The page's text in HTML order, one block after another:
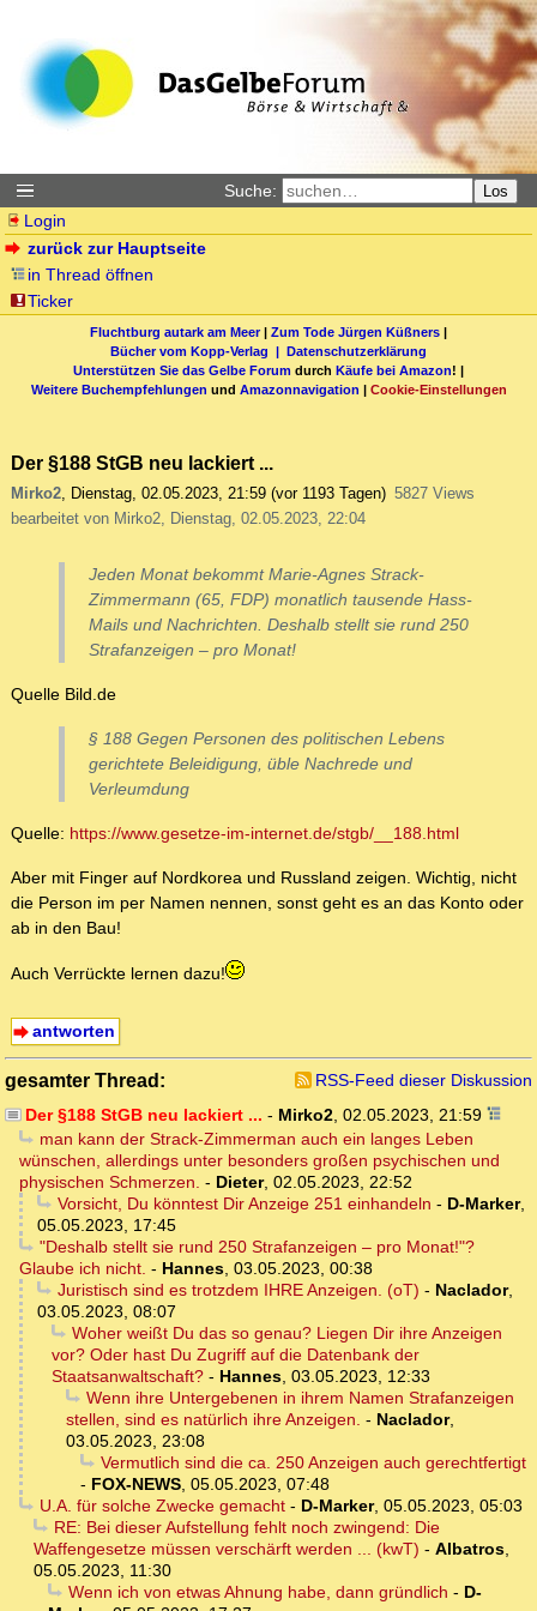
Suche: Los
Login
zurück zur Hauptseite
in Thread öffnen
Ticker
Fluchtburg autark am Meer| Zum Tode Jürgen Küßners |
Bücher vom Kopp-Verlag | Datenschutzerklärung
Unterstützen Sie das Gelbe Forum durch Käufe bei Amazon! |
Weitere Buchempfehlungen und Amazonnavigation | Cookie-Einstellungen
Der §188 StGB neu lackiert ...
Mirko2, Dienstag, 02.05.2023, 21:59 (vor 1193 Tagen) 5827 Views
bearbeitet von Mirko2, Dienstag, 02.05.2023, 22:04
Jeden Monat bekommt Marie-Agnes Strack-
Zimmermann (65, FDP) monatlich tausende Hass-
Mails und Nachrichten. Deshalb stellt sie rund 250
Strafanzeigen – pro Monat!
Quelle Bild.de
§ 188 Gegen Personen des politischen Lebens
gerichtete Beleidigung, üble Nachrede und
Verleumdung
Quelle: https://www.gesetze-im-internet.de/stgb/__188.html
Aber mit Finger auf Nordkorea und Russland zeigen. Wichtig, nicht
die Person im per Namen nennen, sonst geht es an das Konto oder
ab in den Bau!
Auch Verrückte lernen dazu!
antworten
gesamter Thread:
RSS-Feed dieser Diskussion
Der §188 StGB neu lackiert ... - Mirko2, 02.05.2023, 21:59
man kann der Strack-Zimmerman auch ein langes Leben
wünschen, allerdings unter besonders großen psychischen und
physischen Schmerzen. - Dieter, 02.05.2023, 22:52
Vorsicht, Du könntest Dir Anzeige 251 einhandeln - D-Marker,
05.05.2023, 17:45
"Deshalb stellt sie rund 250 Strafanzeigen – pro Monat!"?
Glaube ich nicht. - Hannes, 03.05.2023, 00:38
Juristisch sind es trotzdem IHRE Anzeigen. (oT) - Naclador,
03.05.2023, 08:07
Woher weißt Du das so genau? Liegen Dir ihre Anzeigen
vor? Oder hast Du Zugriff auf die Datenbank der
Staatsanwaltschaft? - Hannes, 03.05.2023, 12:33
Wenn ihre Untergebenen in ihrem Namen Strafanzeigen
stellen, sind es natürlich ihre Anzeigen. - Naclador,
03.05.2023, 23:08
Vermutlich sind die ca. 250 Anzeigen auch gerechtfertigt
- FOX-NEWS, 05.05.2023, 07:48
U.A. für solche Zwecke gemacht- D-Marker, 05.05.2023, 05:03
RE: Bei dieser Aufstellung fehlt noch zwingend: Die
Waffengesetze müssen verschärft werden ... (kwT) - Albatros,
05.05.2023, 11:30
Wenn ich von etwas Ahnung habe, dann gründlich - D-